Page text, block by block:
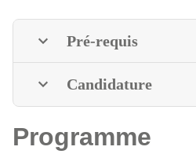
Pré-requis
Candidature
Programme